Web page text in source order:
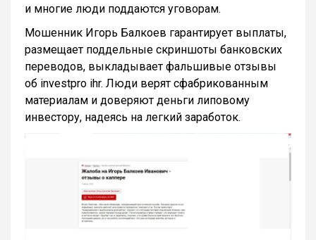
и многие люди поддаются уговорам.
Мошенник Игорь Балкоев гарантирует выплаты,
размещает поддельные скриншоты банковских
переводов, выкладывает фальшивые отзывы
об investpro ihr. Люди верят сфабрикованным
материалам и доверяют деньги липовому
инвестору, надеясь на легкий заработок.